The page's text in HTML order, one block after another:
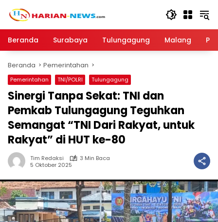
Beranda
Surabaya Tulungagung Malang
Beranda Pemerintahan
Pemerintahan TNI/POLRI Tulungagung
Sinergi Tanpa Sekat: TNI dan
Pemkab Tulungagung Teguhkan
Semangat “TNI Dari Rakyat, untuk
Rakyat” di HUT ke-80
Tim Redaksi
3 Min Baca
5 Oktober 2025